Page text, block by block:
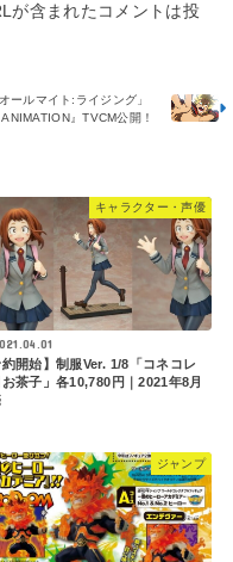
が含まれたコメントは投
オールマイト:ライジング」
』TVCM公開！
キャラクター・声優
約開始】制服Ver. 1/8「コネコレ
お茶子」各10,780円｜2021年8月
ジャンプ